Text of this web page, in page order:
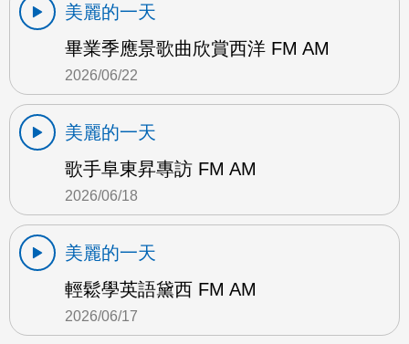
美麗的一天
畢業季應景歌曲欣賞西洋 FM AM
2026/06/22
美麗的一天
歌手阜東昇專訪 FM AM
2026/06/18
美麗的一天
輕鬆學英語黛西 FM AM
2026/06/17